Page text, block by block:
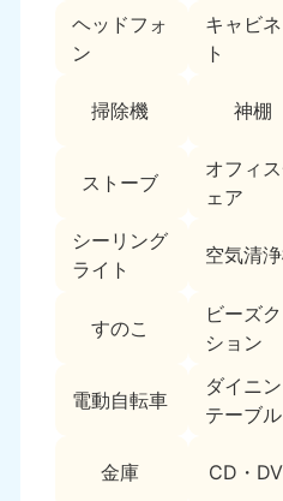
ヘッドフォ
ン
キャビ
ト
掃除機 神棚
ストーブ
オフィ
ェア
シーリング
ライト
空気清
すのこ
ビーズ
ション
電動自転車
ダイニ
テーブル
金庫 CD・
福島県
050-1881-5271
東京都
050-1881-5265
9:00〜19:00 年中無休
050-1881-5268
9:00〜19:00 年中無休
栃木県
050-1881-5270